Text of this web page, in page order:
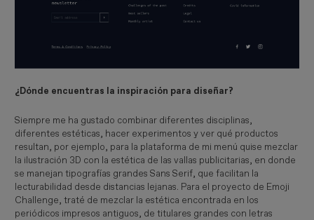
¿Dónde encuentras la inspiración para diseñar?
Siempre me ha gustado combinar diferentes disciplinas,
diferentes estéticas, hacer experimentos y ver qué productos
resultan, por ejemplo, para la plataforma de mi menú quise mezclar
la ilustración 3D con la estética de las vallas publicitarias, en donde
se manejan tipografías grandes Sans Serif, que facilitan la
lecturabilidad desde distancias lejanas. Para el proyecto de Emoji
Challenge, traté de mezclar la estética encontrada en los
periódicos impresos antiguos, de titulares grandes con letras